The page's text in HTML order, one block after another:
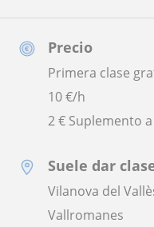
Precio
Primera clase
10€/h
2 € Suplemento
Suele dar
Vilanova del
Vallromanes